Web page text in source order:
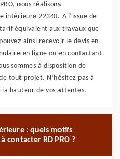
nous réalisons
22340. A l’issue de
équivalent aux travaux que
ainsi recevoir le devis en
en ligne ou en contactant
sommes à disposition de
tout projet. N’hésitez pas à
la hauteur de vos attentes.
: quels motifs
contacter RD PRO ?